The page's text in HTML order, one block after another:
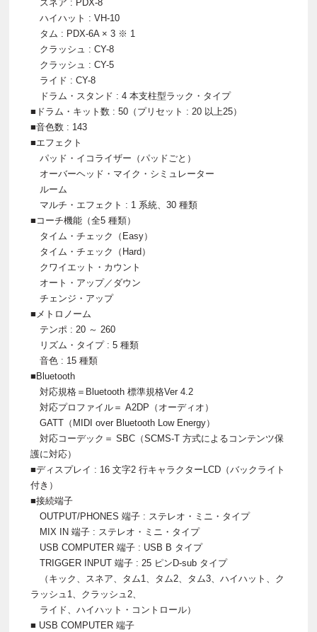
スネア : PDX-8
ハイハット : VH-10
タム : PDX-6A × 3 ※ 1
クラッシュ : CY-8
クラッシュ : CY-5
ライド : CY-8
ドラム・スタンド : 4 本支柱型ラック・タイプ
■ドラム・キット数 : 50（プリセット : 20 以上25）
■音色数 : 143
■エフェクト
パッド・イコライザー（パッドごと）
オーバーヘッド・マイク・シミュレーター
ルーム
マルチ・エフェクト : 1 系統、30 種類
■コーチ機能（全5 種類）
タイム・チェック（Easy）
タイム・チェック（Hard）
クワイエット・カウント
オート・アップ／ダウン
チェンジ・アップ
■メトロノーム
テンポ : 20 ～ 260
リズム・タイプ : 5 種類
音色 : 15 種類
■Bluetooth
対応規格＝Bluetooth 標準規格Ver 4.2
対応プロファイル＝ A2DP（オーディオ）
GATT（MIDI over Bluetooth Low Energy）
対応コーデック＝ SBC（SCMS-T 方式によるコンテンツ保
護に対応）
■ディスプレイ : 16 文字2 行キャラクターLCD（バックライト
付き）
■接続端子
OUTPUT/PHONES 端子 : ステレオ・ミニ・タイプ
MIX IN 端子 : ステレオ・ミニ・タイプ
USB COMPUTER 端子 : USB B タイプ
TRIGGER INPUT 端子 : 25 ピンD-sub タイプ
（キック、スネア、タム1、タム2、タム3、ハイハット、ク
ラッシュ1、クラッシュ2、
ライド、ハイハット・コントロール）
■ USB COMPUTER 端子